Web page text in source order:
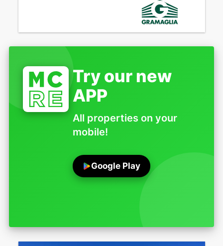
Try our new
APP
All properties on your
mobile!
Google Play